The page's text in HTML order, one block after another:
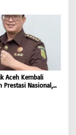
Aceh Kembali
Prestasi Nasional,
RI |